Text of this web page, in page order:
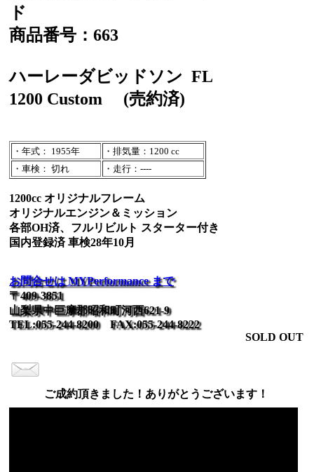
ド
商品番号：663
ハーレーダビッドソン FL
1200 Custom
(売約済)
・年式： 1955年
・排気量：1200 cc
・車検： 切れ
・走行：----
1200cc オリジナルフレーム
オリジナルエンジン＆ミッション
各部OH済、フルリビルト スターター付き
国内登録済 車検28年10月
お問合せは MYPerformance まで
〒409-3851
山梨県中巨摩郡昭和町河西621-9
TEL:055-244-8200 FAX:055-244-8222
SOLD OUT
ご成約頂きました！ありがとうございます！